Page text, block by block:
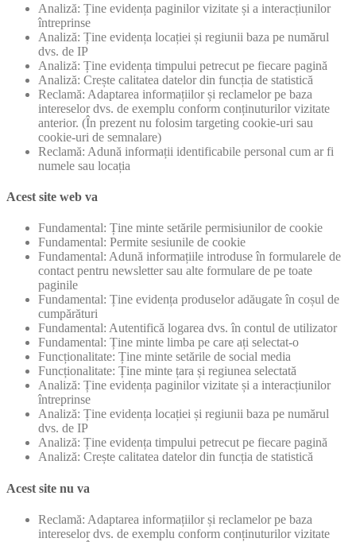
Analiză: Ține evidența paginilor vizitate și a interacțiunilor
întreprinse
Analiză: Ține evidența locației și regiunii baza pe numărul
dvs. de IP
Analiză: Ține evidența timpului petrecut pe fiecare pagină
Analiză: Crește calitatea datelor din funcția de statistică
Reclamă: Adaptarea informațiilor și reclamelor pe baza
intereselor dvs. de exemplu conform conținuturilor vizitate
anterior. (În prezent nu folosim targeting cookie-uri sau
cookie-uri de semnalare)
Reclamă: Adună informații identificabile personal cum ar fi
numele sau locația
Acest site web va
Fundamental: Ține minte setările permisiunilor de cookie
Fundamental: Permite sesiunile de cookie
Fundamental: Adună informațiile introduse în formularele de
contact pentru newsletter sau alte formulare de pe toate
paginile
Fundamental: Ține evidența produselor adăugate în coșul de
cumpărături
Fundamental: Autentifică logarea dvs. în contul de utilizator
Fundamental: Ține minte limba pe care ați selectat-o
Funcționalitate: Ține minte setările de social media
Funcționalitate: Ține minte țara și regiunea selectată
Analiză: Ține evidența paginilor vizitate și a interacțiunilor
întreprinse
Analiză: Ține evidența locației și regiunii baza pe numărul
dvs. de IP
Analiză: Ține evidența timpului petrecut pe fiecare pagină
Analiză: Crește calitatea datelor din funcția de statistică
Acest site nu va
Reclamă: Adaptarea informațiilor și reclamelor pe baza
intereselor dvs. de exemplu conform conținuturilor vizitate